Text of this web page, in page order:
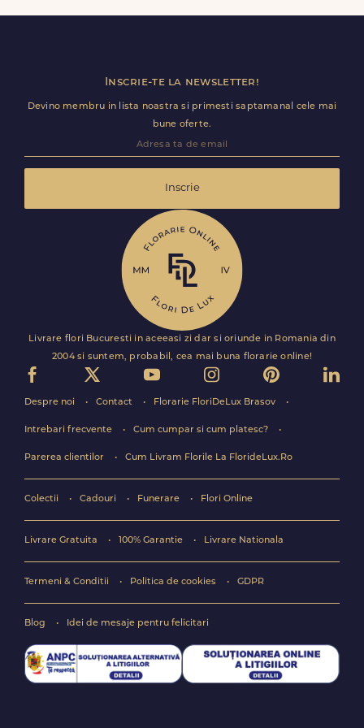
detalii utile (nume receptie, etaj, salon) ca livrarea sa
Inscrie-te la newsletter!
Devino membru in lista noastra si primesti saptamanal cele mai
bune oferte.
Inscrie
Livrare flori Bucuresti in aceeasi zi dar si oriunde in Romania din
2004 si suntem, probabil, cea mai buna florarie online!
Despre noi Contact Florarie FloriDeLux Brasov
Intrebari frecvente Cum cumpar si cum platesc?
Parerea clientilor Cum Livram Florile La FlorideLux.Ro
Colectii Cadouri Funerare Flori Online
Livrare Gratuita 100% Garantie Livrare Nationala
Termeni & Conditii Politica de cookies GDPR
Blog Idei de mesaje pentru felicitari